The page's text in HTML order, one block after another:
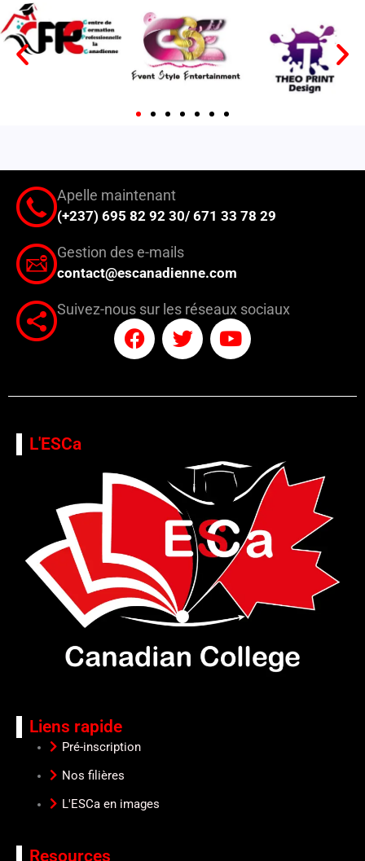
Apelle maintenant
(+237) 695 82 92 30/ 671 33 78 29
Gestion des e-mails
contact@escanadienne.com
Suivez-nous sur les réseaux sociaux
F
c
o
k
T
i
r
Y
u
e
L'ESCa
Liens rapide
Pré-inscription
Nos filières
L'ESCa en images
Resources